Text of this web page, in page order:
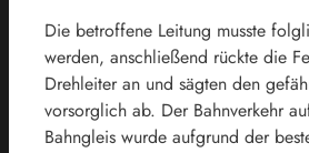
Die betroffene Leitung musste
werden, anschließend rückte die
Drehleiter an und sägten den
vorsorglich ab. Der Bahnverkehr
Bahngleis wurde aufgrund der